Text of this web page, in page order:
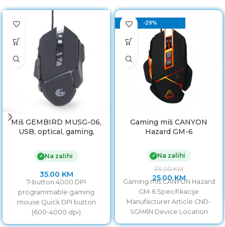
Miš GEMBIRD MUSG-06,
USB, optical, gaming,
full ergonomic, 4000
✓ Na zalihi
35.00 KM
7-button 4000 DPI
programmable gaming
mouse Quick DPI button
(600-4000 dpi)
Programmable macro
-29%
Gaming miš CANYON
Hazard GM-6
✓ Na zalihi
35.00KM
25.00KM
Gaming miš CANYON Hazard
GM-6 Specifikacije
Manufacturer Article CND-
SGM6N Device Location
External Connectivity